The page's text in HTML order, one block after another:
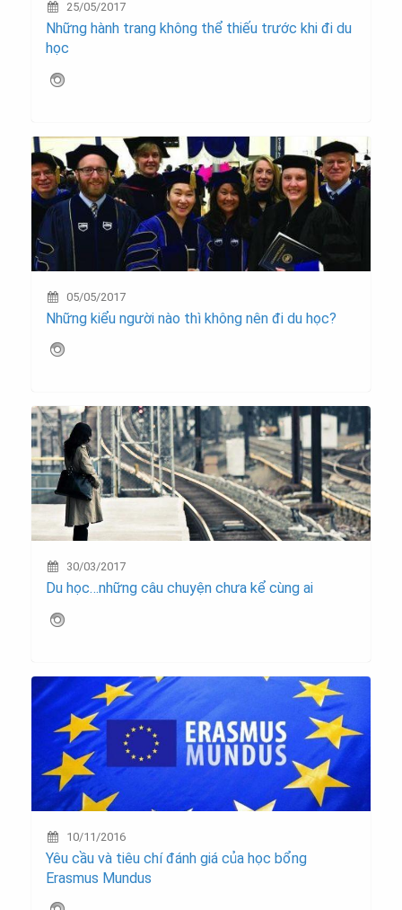
25/05/2017
Những hành trang không thể thiếu trước khi đi du
học
05/05/2017
Những kiểu người nào thì không nên đi du học?
30/03/2017
Du học…những câu chuyện chưa kể cùng ai
10/11/2016
Yêu cầu và tiêu chí đánh giá của học bổng
Erasmus Mundus